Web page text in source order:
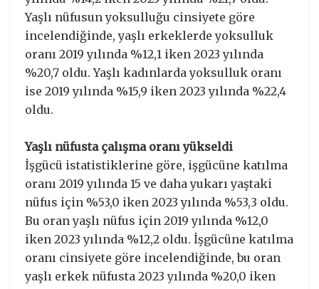
Yaşlı nüfusun yoksulluğu cinsiyete göre
incelendiğinde, yaşlı erkeklerde yoksulluk
oranı 2019 yılında %12,1 iken 2023 yılında
%20,7 oldu. Yaşlı kadınlarda yoksulluk oranı
ise 2019 yılında %15,9 iken 2023 yılında %22,4
oldu.
Yaşlı nüfusta çalışma oranı yükseldi
İşgücü istatistiklerine göre, işgücüne katılma
oranı 2019 yılında 15 ve daha yukarı yaştaki
nüfus için %53,0 iken 2023 yılında %53,3 oldu.
Bu oran yaşlı nüfus için 2019 yılında %12,0
iken 2023 yılında %12,2 oldu. İşgücüne katılma
oranı cinsiyete göre incelendiğinde, bu oran
yaşlı erkek nüfusta 2023 yılında %20,0 iken